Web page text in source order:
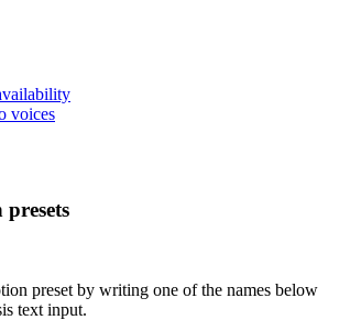
voices
preset by writing one of the names below
text input.